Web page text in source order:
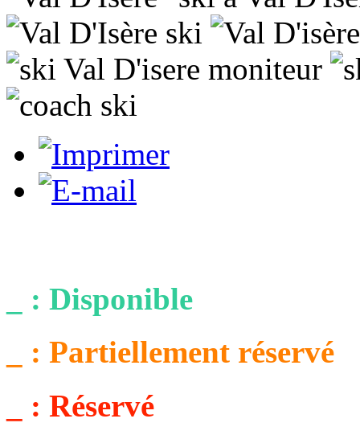
_ : Disponible
_ : Partiellement réservé
_ : Réservé